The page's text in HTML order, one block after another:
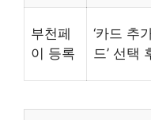
부천페
이 등록
‘카드 추
드’ 선택